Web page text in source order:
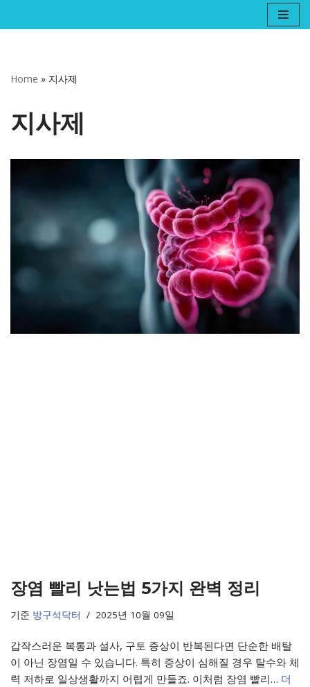
너
Home » 지사제
지사제
장염 빨리 낫는법 5가지 완벽 정리
기준 방구석닥터 2025년 10월 09일
갑작스러운 복통과 설사, 구토 증상이 반복된다면 단순한 배탈
이 아닌 장염일 수 있습니다. 특히 증상이 심해질 경우 탈수와 체
력 저하로 일상생활까지 어렵게 만들죠. 이처럼 장염 빨리… 더